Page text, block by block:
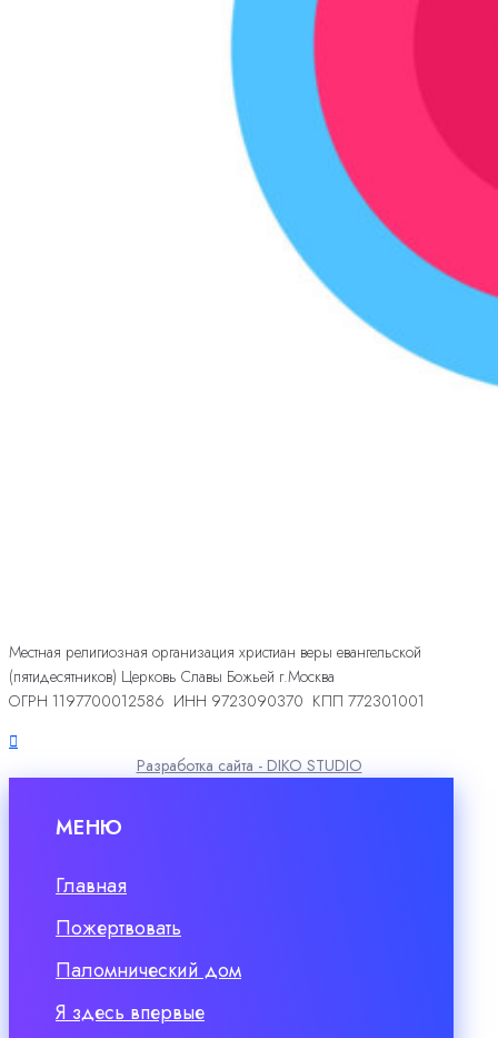
Местная религиозная организация христиан веры евангельской
(пятидесятников) Церковь Славы Божьей г.Москва
ОГРН 1197700012586 ИНН 9723090370 КПП 772301001
Разработка сайта - DIKO STUDIO
МЕНЮ
Главная
Пожертвовать
Паломнический дом
Я здесь впервые